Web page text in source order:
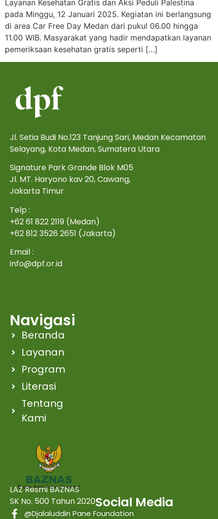
Layanan Kesehatan Gratis dan Aksi Peduli Palestina
pada Minggu, 12 Januari 2025. Kegiatan ini berlangsung
di area Car Free Day Medan dari pukul 06.00 hingga
11.00 WIB. Masyarakat yang hadir mendapatkan layanan
pemeriksaan kesehatan gratis seperti […]
Jl. Setia Budi No.123 Tanjung Sari, Medan Kecamatan
Selayang, Kota Medan, Sumatera Utara
Signature Park Grande Blok M05
Jl. MT. Haryono kav 20, Cawang,
Jakarta Timur
Telp :
+62 61 822 2119 (Medan)
+62 812 3526 2651 (Jakarta)
Email :
info@dpf.or.id
Navigasi
Beranda
Layanan
Program
Literasi
Tentang
Kami
LAZ Resmi BAZNAS
SK No. 500 Tahun 2020Social Media
@Djalaluddin Pane Foundation